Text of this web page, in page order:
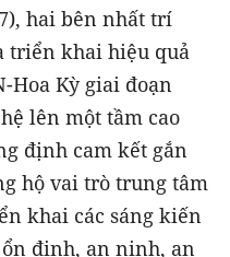
hai bên nhất trí
triển khai hiệu quả
Hoa Kỳ giai đoạn
lên một tầm cao
định cam kết gắn
hộ vai trò trung tâm
khai các sáng kiến
định, an ninh, an